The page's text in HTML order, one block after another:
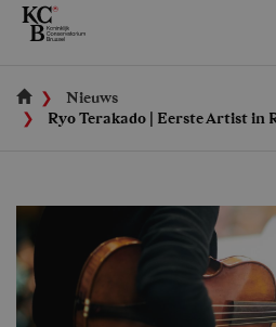
Skip
Nieuws
Ryo Terakado | Eerste Artist in